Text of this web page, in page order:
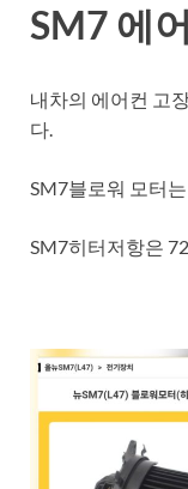
SM7 에
내차의 에어컨 고
다.
SM7블로워 모터
SM7히터저항은